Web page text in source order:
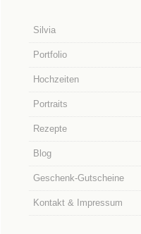
Silvia
Portfolio
Hochzeiten
Portraits
Rezepte
Blog
Geschenk-Gutscheine
Kontakt & Impressum